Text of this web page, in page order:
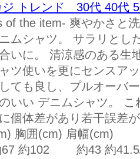
ジ トレンド 30代 40代
of the item- 爽やかさと
ムシャツ。 サラリとし
いに。 清涼感のある生
ツ使いを更にセンスア
ても良し、プルオーバ
いい デニムシャツ。
個体差があり若干誤差
胸囲(cm) 肩幅(cm)
67 約102 約43 約